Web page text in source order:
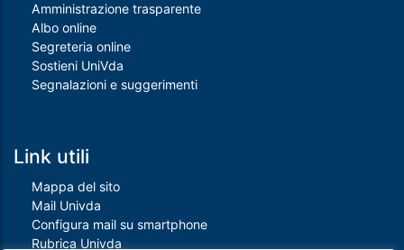
Amministrazione trasparente
Albo online
Segreteria online
Sostieni UniVda
Segnalazioni e suggerimenti
Link utili
Mappa del sito
Mail Univda
Configura mail su smartphone
Rubrica Univda